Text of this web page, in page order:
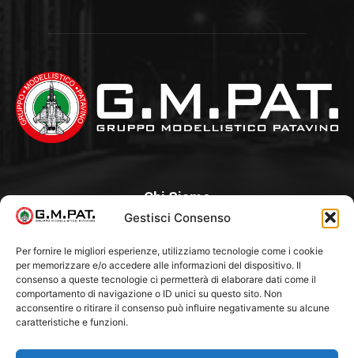
Gestisci Consenso
Per fornire le migliori esperienze, utilizziamo tecnologie come i cookie
per memorizzare e/o accedere alle informazioni del dispositivo. Il
consenso a queste tecnologie ci permetterà di elaborare dati come il
comportamento di navigazione o ID unici su questo sito. Non
acconsentire o ritirare il consenso può influire negativamente su alcune
caratteristiche e funzioni.
Chi Siamo
l’intento di creare a Padova un punto di aggregazione e di
riferimento per l’hobby del modellismo statico. Tra i Soci
“fondatori” ci sono Franco Callegari e Gianni Besenzon.
Seguici Su